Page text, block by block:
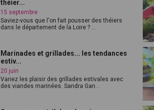
théier...
15 septembre
Saviez-vous que l'on fait pousser des théiers
dans le département de la Loire ? ...
Marinades et grillades... les tendances
estiv...
20 juin
Variez les plaisir des grillades estivales avec
des viandes marinées. Sandra Gan...